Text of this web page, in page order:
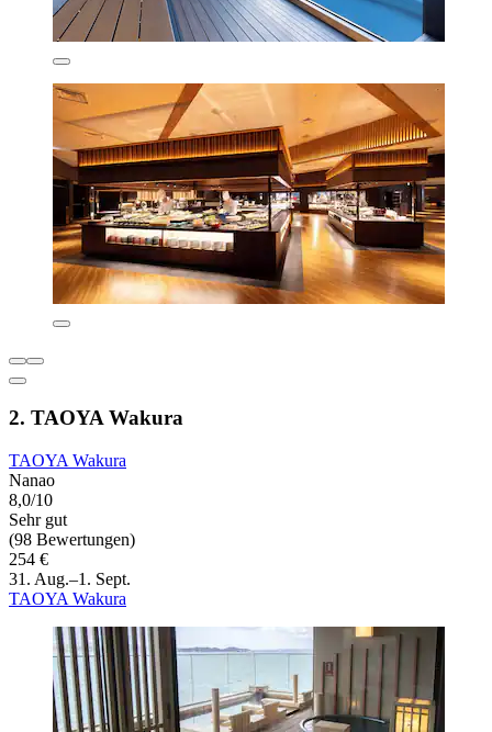
2. TAOYA Wakura
TAOYA Wakura
Nanao
8,0/10
Sehr gut
(98 Bewertungen)
254 €
31. Aug.–1. Sept.
TAOYA Wakura